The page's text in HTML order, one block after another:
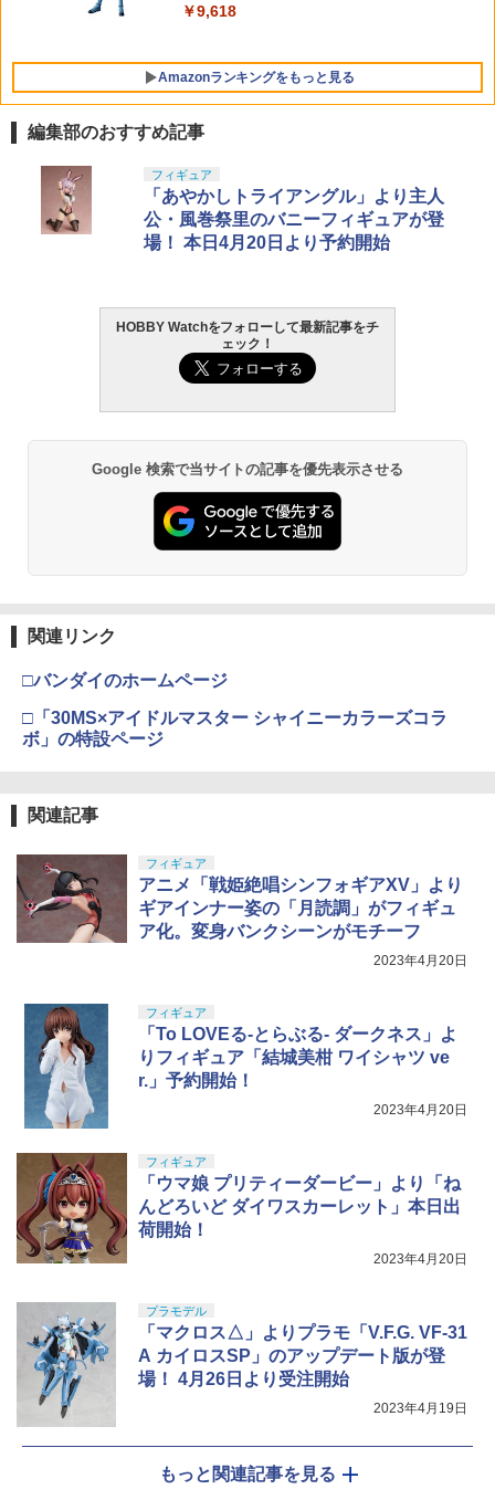
￥9,618
Amazonランキングをもっと見る
BANDAI SPIRITS(バンダイ スピリッツ)
30MS SIS-J00 メルンジャ[カラーA] 色
分け済みプラモデル
￥4,200
HG 機動戦士ガンダム00 グラハム専用ユ
ニオンフラッグカスタム 1/144スケール
色分け済みプラモデル
￥1,850
BANDAI SPIRITS(バンダイスピリッツ)
30MS SIS-H00 セスティエ[カラーC] 色
分け済みプラモデル
アマスター 1/144スケール 色分け済みプ
ラモデル
キャスター 色分け済みプラモデル
￥7,800
東京マルイ(TOKYO MARUI) No.25 コル
ト ガバメント HG 18歳以上エアーHOP
ハンドガン
￥3,384
東京マルイ (TOKYO MARUI) ガスブロー
バックマシンガン No.14 20式 5.56mm
小銃 18歳以上 ガスブローバック
￥193,900
東京マルイ(TOKYO MARUI) No.21 H&K
USP HG 18歳以上エアーHOPハンドガン
￥3,409
4
￥4,761
GSIクレオス Mr.トップコート 水性プレ
ミアムトップコートスプレー 光沢 88ml
ホビー用仕上材 B601
￥748
タミヤ クラフトツールシリーズ No.123
先細薄刃ニッパー (ゲートカット用) プラ
モデル用工具 74123
￥2,781
LOCTITE(ロックタイト) シールはがし
プレミアム 220ml
￥962
型用接着剤 87003
￥184
5
￥710
編集部のおすすめ記事
フィギュア
「あやかしトライアングル」より主人
公・風巻祭里のバニーフィギュアが登
場！ 本日4月20日より予約開始
HOBBY Watchをフォローして最新記事をチ
ェック！
Google 検索で当サイトの記事を優先表示させる
関連リンク
□バンダイのホームページ
□「30MS×アイドルマスター シャイニーカラーズコラ
ボ」の特設ページ
関連記事
フィギュア
アニメ「戦姫絶唱シンフォギアXV」より
ギアインナー姿の「月読調」がフィギュ
ア化。変身バンクシーンがモチーフ
2023年4月20日
フィギュア
「To LOVEる-とらぶる- ダークネス」よ
りフィギュア「結城美柑 ワイシャツ ve
r.」予約開始！
2023年4月20日
フィギュア
「ウマ娘 プリティーダービー」より「ね
んどろいど ダイワスカーレット」本日出
荷開始！
2023年4月20日
プラモデル
「マクロス△」よりプラモ「V.F.G. VF-31
A カイロスSP」のアップデート版が登
場！ 4月26日より受注開始
2023年4月19日
もっと関連記事を見る